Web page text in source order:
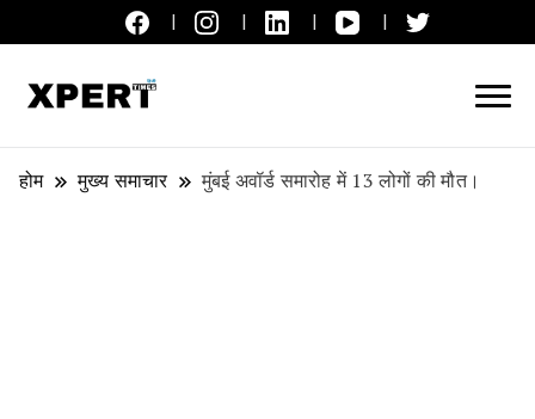
होम मुख्य समाचार मुंबई अवॉर्ड समारोह में 13 लोगों की मौत।